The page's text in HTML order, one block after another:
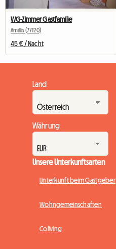
WG-Zimmer Gastfamilie
Amillis (77120)
45 € / Nacht
Land
Währung
Unsere Unterkunftsarten
Unterkunft beim Gastgeber
Wohngemeinschaften
Coliving